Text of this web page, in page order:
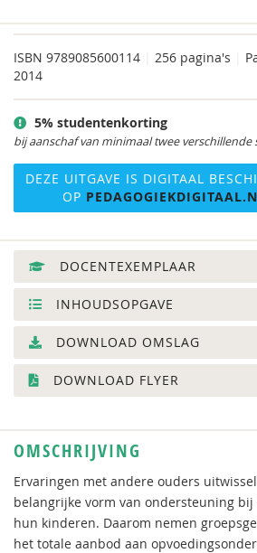
ISBN 9789085600114 256 pagina's
2014
5% studentenkorting
bij aanschaf van minimaal twee
DEZE UITGAVE IS DIGITAAL
OP
DOCENTEXEMPLAAR
INHOUDSOPGAVE
DOWNLOAD OMSLAG
DOWNLOAD FLYER
OMSCHRIJVING
Ervaringen met andere ouders
belangrijke vorm van ondersteuning bij
hun kinderen. Daarom nemen
het totale aanbod aan